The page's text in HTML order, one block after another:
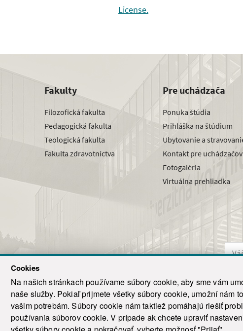
Cookies
Na našich stránkach používame súbory cookie, aby sme vám
naše služby. Pokiaľ prijmete všetky súbory cookie, umožní nám
vašim potrebám. Súbory cookie nám taktiež pomáhajú riešiť
používania súborov cookie. V prípade ak chcete upraviť
License.
Fakulty
Filozofická fakulta
Pedagogická fakulta
Teologická fakulta
Fakulta zdravotníctva
Pre uchádzača
Ponuka štúdia
Prihláška na štúdium
Ubytovanie a
Kontakt pre uchádzačov
Fotogaléria
Virtuálna prehliadka
© 2021-2026
This site is